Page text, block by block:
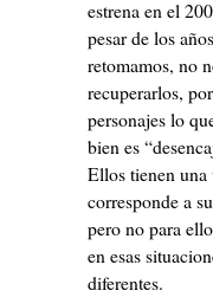
estrena en el
pesar de los
retomamos, no
recuperarlos,
personajes lo
bien es
Ellos tienen
corresponde a
pero no para
en esas
diferentes.